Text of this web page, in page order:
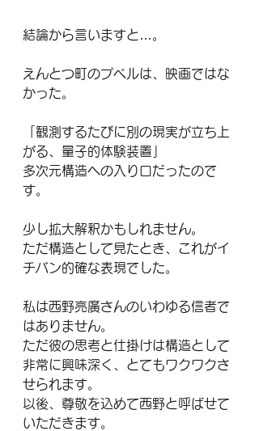
結論から言いますと…。
えんとつ町のプペルは、映画ではな
かった。
「観測するたびに別の現実が立ち上
がる、量子的体験装置」
多次元構造への入り口だったので
す。
少し拡大解釈かもしれません。
ただ構造として見たとき、これがイ
チバン的確な表現でした。
私は西野亮廣さんのいわゆる信者で
はありません。
ただ彼の思考と仕掛けは構造として
非常に興味深く、とてもワクワクさ
せられます。
以後、尊敬を込めて西野と呼ばせて
いただきます。